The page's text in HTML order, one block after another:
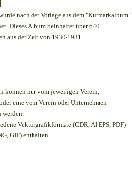
nach der Vorlage aus dem "Kurmarkalbum"
Dieses Album beinhaltet über 640
aus der Zeit von 1930-1931.
können nur vom jeweiligen Verein,
oder eine vom Verein oder Unternehmen
Vektorgrafikformate (CDR, AI EPS, PDF)
GIF) enthalten.